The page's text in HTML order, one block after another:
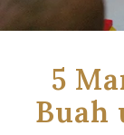
5
Buah